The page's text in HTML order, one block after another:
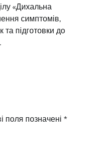
«Дихальна
симптомів,
та підготовки до
поля позначені *